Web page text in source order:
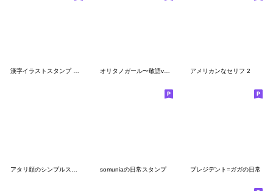
漢字イラストスタンプ 正月編 オリタノガール〜敬語ver〜 アメリカンなセリフ 2
somuniaの日常スタンプ プレジデント=ガガの日常